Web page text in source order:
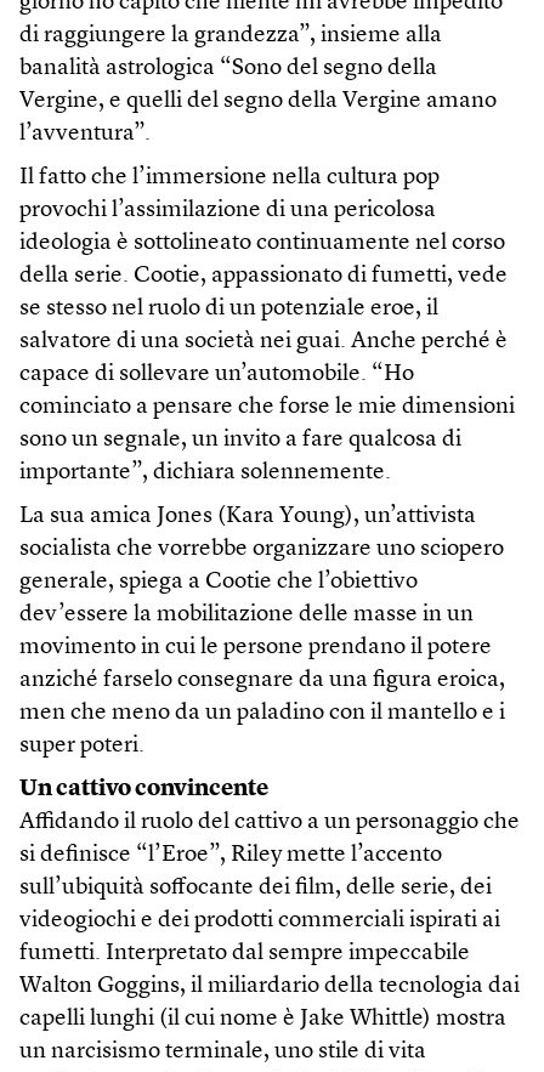
di raggiungere la grandezza”, insieme alla
banalità astrologica “Sono del segno della
Vergine, e quelli del segno della Vergine amano
l’avventura”.
Il fatto che l’immersione nella cultura pop
provochi l’assimilazione di una pericolosa
ideologia è sottolineato continuamente nel corso
della serie. Cootie, appassionato di fumetti, vede
se stesso nel ruolo di un potenziale eroe, il
salvatore di una società nei guai. Anche perché è
capace di sollevare un’automobile. “Ho
cominciato a pensare che forse le mie dimensioni
sono un segnale, un invito a fare qualcosa di
importante”, dichiara solennemente.
La sua amica Jones (Kara Young), un’attivista
socialista che vorrebbe organizzare uno sciopero
generale, spiega a Cootie che l’obiettivo
dev’essere la mobilitazione delle masse in un
movimento in cui le persone prendano il potere
anziché farselo consegnare da una figura eroica,
men che meno da un paladino con il mantello e i
super poteri.
Un cattivo convincente
Affidando il ruolo del cattivo a un personaggio che
si definisce “l’Eroe”, Riley mette l’accento
sull’ubiquità soffocante dei film, delle serie, dei
videogiochi e dei prodotti commerciali ispirati ai
fumetti. Interpretato dal sempre impeccabile
Walton Goggins, il miliardario della tecnologia dai
capelli lunghi (il cui nome è Jake Whittle) mostra
un narcisismo terminale, uno stile di vita